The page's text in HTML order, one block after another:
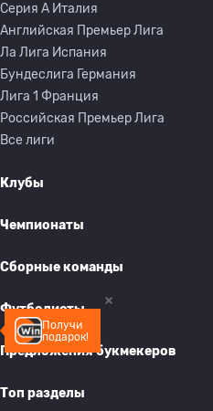
Получи
подарок!
Серия A Италия
Английская Премьер Лига
Ла Лига Испания
Бундеслига Германия
Лига 1 Франция
Российская Премьер Лига
Все лиги
Клубы
Чемпионаты
Сборные команды
Футболисты
Предложения букмекеров
Топ разделы